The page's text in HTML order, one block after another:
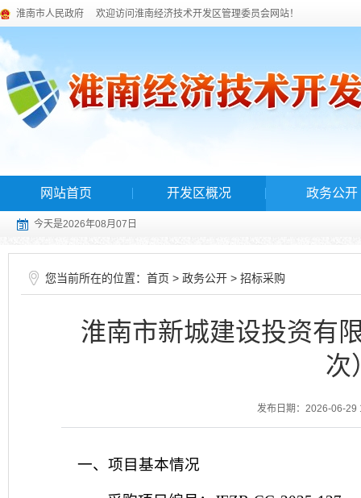
淮南市人民政府 欢迎访问淮南经济技术开发区管理委员会网站！
网站首页 开发区概况 政务公开
今天是2026年08月07日
您当前所在的位置： 首页 > 政务公开 > 招标采购
淮南市新城建设投资有
次
发布日期：2026-06-29
一、项目基本情况